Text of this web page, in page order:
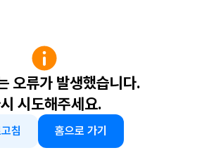
오류가 발생했습니다.
시도해주세요.
침 홈으로 가기